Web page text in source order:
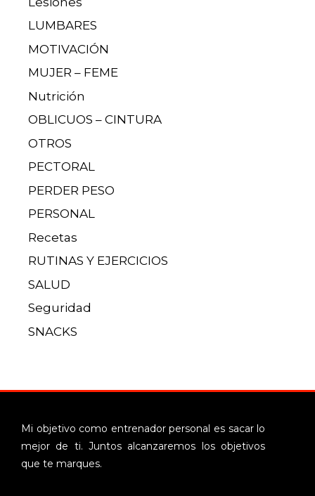
LUMBARES
MOTIVACIÓN
MUJER – FEME
Nutrición
OBLICUOS – CINTURA
OTROS
PECTORAL
PERDER PESO
PERSONAL
Recetas
RUTINAS Y EJERCICIOS
SALUD
Seguridad
SNACKS
Mi objetivo como entrenador personal es sacar lo
mejor de ti. Juntos alcanzaremos los objetivos
que te marques.